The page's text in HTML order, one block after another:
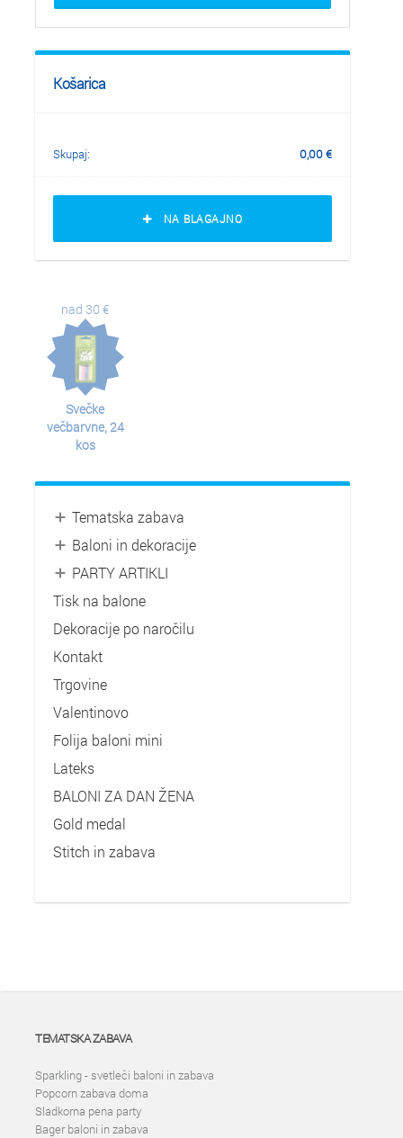
Košarica
Skupaj: 0,00€
NA BLAGAJNO
nad 30 €
Svečke
večbarvne, 24
kos
Tematska zabava
Baloni in dekoracije
PARTY ARTIKLI
Tisk na balone
Dekoracije po naročilu
Kontakt
Trgovine
Valentinovo
Folija baloni mini
Lateks
BALONI ZA DAN ŽENA
Gold medal
Stitch in zabava
TEMATSKA ZABAVA
Sparkling - svetleči baloni in zabava
Popcorn zabava doma
Sladkorna pena party
Bager baloni in zabava